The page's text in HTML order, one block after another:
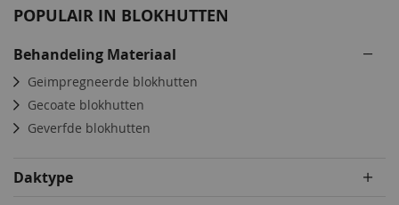
POPULAIR IN BLOKHUTTEN
Behandeling Materiaal
Geimpregneerde blokhutten
Gecoate blokhutten
Geverfde blokhutten
Daktype